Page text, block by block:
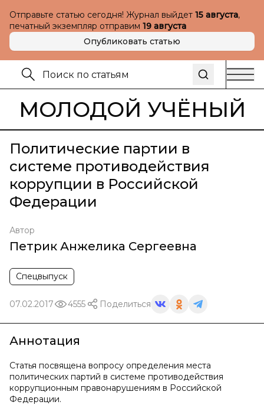
Отправьте статью сегодня! Журнал выйдет 15 августа,
печатный экземпляр отправим 19 августа
Опубликовать статью
МОЛОДОЙ УЧЁНЫЙ
Политические партии в
системе противодействия
коррупции в Российской
Федерации
Автор
Петрик Анжелика Сергеевна
Спецвыпуск
07.02.2017 4555 Поделиться
Аннотация
Статья посвящена вопросу определения места
политических партий в системе противодействия
коррупционным правонарушениям в Российской
Федерации.